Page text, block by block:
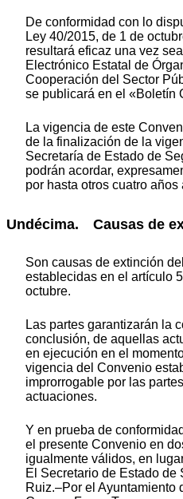
De conformidad con lo
Ley 40/2015, de 1 de
resultará eficaz una vez
Electrónico Estatal de
Cooperación del Sector
se publicará en el «Boletín
La vigencia de este
de la finalización de la
Secretaría de Estado de
podrán acordar,
por hasta otros cuatro años
Undécima. Causas de
Son causas de extinción
establecidas en el artículo
octubre.
Las partes garantizarán la
conclusión, de aquellas
en ejecución en el
vigencia del Convenio
improrrogable por las
actuaciones.
Y en prueba de
el presente Convenio en
igualmente válidos, en
El Secretario de Estado de
Ruiz.–Por el Ayuntamiento